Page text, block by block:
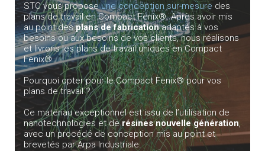
STC vous proposeune conception sur-mesure des
plans de travail en Compact Fenix®. Après avoir mis
au point desplans de fabricationadaptés à vos
besoins ou aux besoins de vos clients, nous réalisons
et livrons les plans de travail uniques en Compact
Fenix®.
Pourquoi opter pour le Compact Fenix® pour vos
plans de travail ?
Ce matériau exceptionnel est issu de l’utilisation de
nanotechnologies et derésines nouvelle génération,
avec un procédé de conception mis au point et
brevetés par Arpa Industriale.